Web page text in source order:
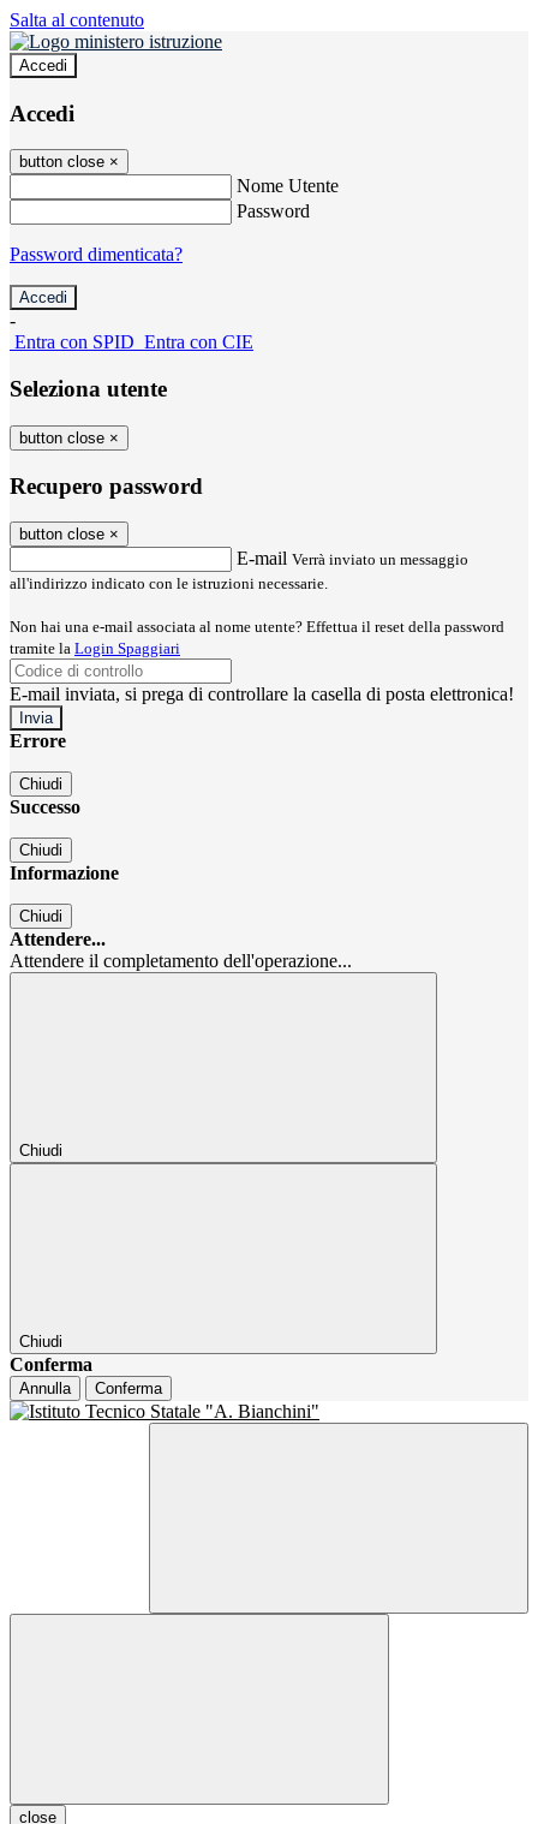
Salta al contenuto
Accedi
Accedi
button close ×
Nome Utente
Password
Password dimenticata?
-
Entra con SPID Entra con CIE
Seleziona utente
button close ×
Recupero password
button close ×
E-mail Verrà inviato un messaggio
all'indirizzo indicato con le istruzioni necessarie.
Non hai una e-mail associata al nome utente? Effettua il reset della password
tramite la Login Spaggiari
E-mail inviata, si prega di controllare la casella di posta elettronica!
Errore
Chiudi
Successo
Chiudi
Informazione
Chiudi
Attendere...
Attendere il completamento dell'operazione...
Chiudi
Chiudi
Conferma
Annulla Conferma
close